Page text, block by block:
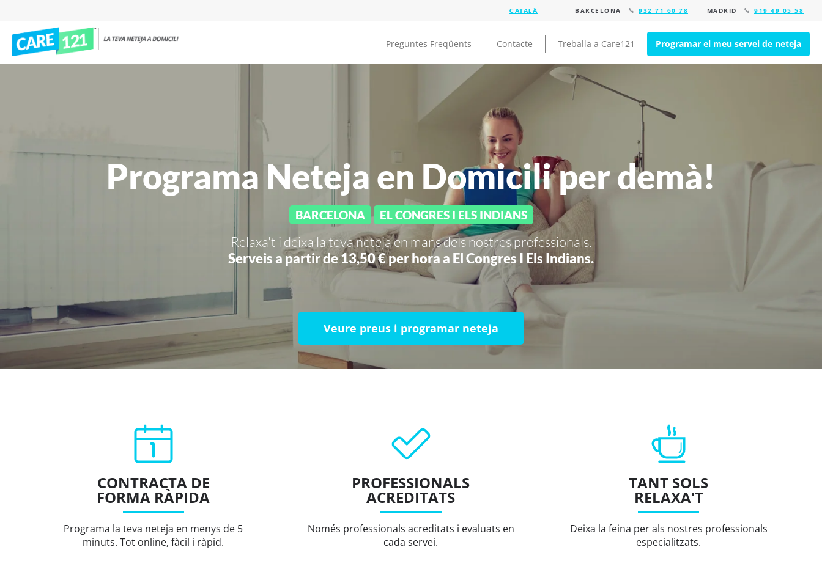
BARCELONA 932 71 60 78 MADRID 919 49 05 58
Preguntes Freqüents Contacte Treballa a Care121 Programar el meu servei de neteja
Programa Neteja en Domicili per demà!
BARCELONA EL CONGRES I ELS INDIANS
Relaxa't i deixa la teva neteja en mans dels nostres professionals.
Serveis a partir de 13,50 € per hora a El Congres I Els Indians.
Veure preus i programar neteja
CONTRACTA DE
FORMA RÀPIDA
Programa la teva neteja en menys de 5
minuts. Tot online, fàcil i ràpid.
PROFESSIONALS
ACREDITATS
Només professionals acreditats i evaluats en
cada servei.
TANT SOLS
RELAXA'T
Deixa la feina per als nostres professionals
especialitzats.